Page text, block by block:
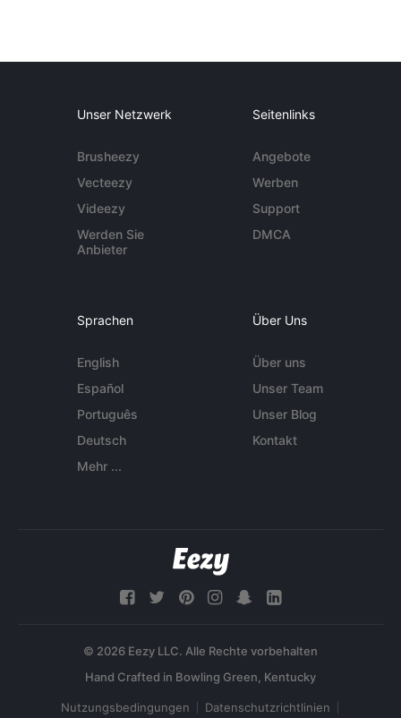
Unser Netzwerk
Brusheezy
Vecteezy
Videezy
Werden Sie
Anbieter
Seitenlinks
Angebote
Werben
Support
DMCA
Sprachen
English
Español
Português
Deutsch
Mehr ...
Über Uns
Über uns
Unser Team
Unser Blog
Kontakt
© 2026 Eezy LLC. Alle Rechte vorbehalten
Nutzungsbedingungen Datenschutzrichtlinien